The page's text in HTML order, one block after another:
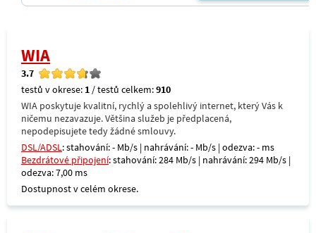
WIA
3.7
testů v okrese: 1 / testů celkem:910
WIA poskytuje kvalitní, rychlý a spolehlivý internet, který Vás k
ničemu nezavazuje. Většina služeb je předplacená,
nepodepisujete tedy žádné smlouvy.
DSL/ADSL: stahování: - Mb/s | nahrávání: - Mb/s | odezva: - ms
Bezdrátové připojení: stahování: 284 Mb/s | nahrávání: 294 Mb/s |
odezva: 7,00 ms
Dostupnost v celém okrese.